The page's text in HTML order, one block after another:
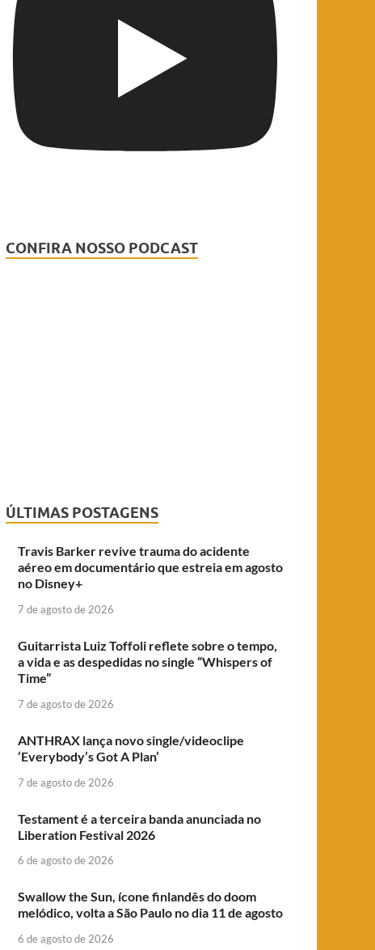
CONFIRA NOSSO PODCAST
ÚLTIMAS POSTAGENS
Travis Barker revive trauma do acidente
aéreo em documentário que estreia em agosto
no Disney+
7 de agosto de 2026
Guitarrista Luiz Toffoli reflete sobre o tempo,
a vida e as despedidas no single “Whispers of
Time”
7 de agosto de 2026
ANTHRAX lança novo single/videoclipe
‘Everybody’s Got A Plan’
7 de agosto de 2026
Testament é a terceira banda anunciada no
Liberation Festival 2026
6 de agosto de 2026
Swallow the Sun, ícone finlandês do doom
melódico, volta a São Paulo no dia 11 de agosto
6 de agosto de 2026